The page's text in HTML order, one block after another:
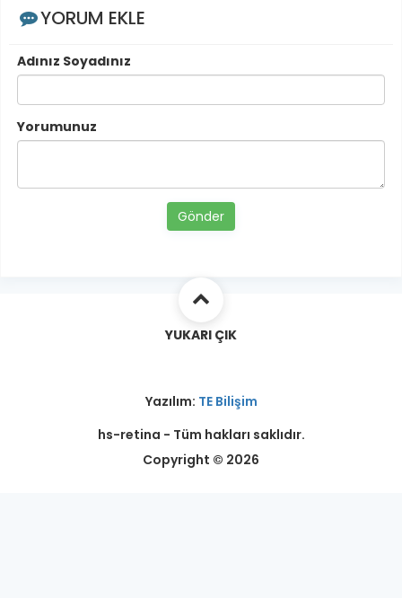
YORUM EKLE
Adınız Soyadınız
Yorumunuz
Gönder
YUKARI ÇIK
Yazılım: TE Bilişim
hs-retina - Tüm hakları saklıdır.
Copyright © 2026